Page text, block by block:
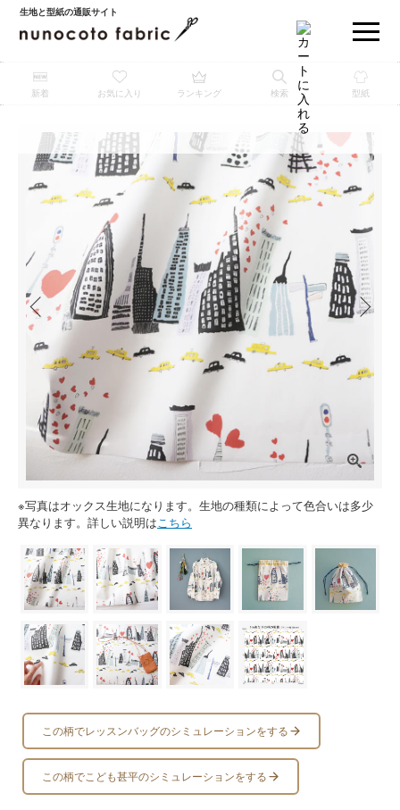
生地と型紙の通販サイト
新着 お気に入り ランキング 検索 型紙
※写真はオックス生地になります。生地の種類によって色合いは多少
異なります。詳しい説明はこちら
この柄でレッスンバッグのシミュレーションをする
この柄でこども甚平のシミュレーションをする